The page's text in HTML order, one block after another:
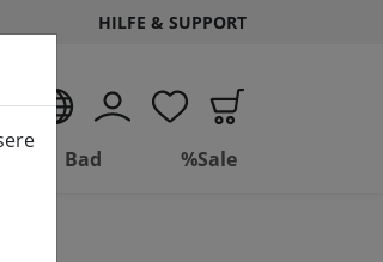
HILFE & SUPPORT
DE
Bad %Sale